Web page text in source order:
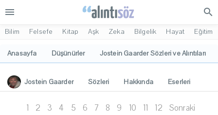
menu search
Bilim Felsefe Kitap Aşk Zeka Bilgelik Hayat Eğitim
Anasayfa Düşünürler Jostein Gaarder Sözleri ve Alıntıları
Jostein Gaarder Sözleri Hakkında
Eserleri
1 2 3 4 5 6 7 8 9 10 11 12
Sonraki